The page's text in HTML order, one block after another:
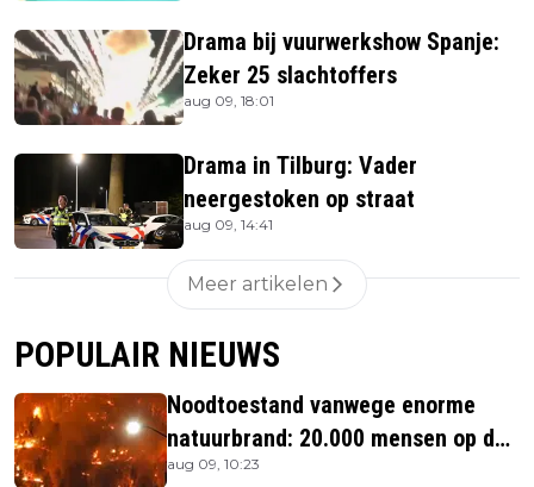
Drama bij vuurwerkshow Spanje:
Zeker 25 slachtoffers
aug 09, 18:01
Drama in Tilburg: Vader
neergestoken op straat
aug 09, 14:41
Meer artikelen
POPULAIR NIEUWS
Noodtoestand vanwege enorme
natuurbrand: 20.000 mensen op de
vlucht
aug 09, 10:23